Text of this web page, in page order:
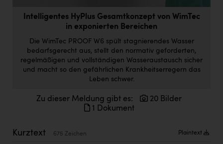
IFE Austria GmbH
INTERSPAR
INTERSPORT Austria
Jane Goodall Institute Austria
Intelligentes HyPlus Gesamtkonzept von WimTec
in exponierten Bereichen
Die WimTec PROOF W6 spült stagnierendes Wasser
bedarfsgerecht aus, stellt den normativ geforderten,
regelmäßigen und vollständigen Wasseraustausch sicher
und macht so den gefährlichen Krankheitserregern das
Leben schwer.
Zu dieser Meldung gibt es:
20 Bilder
1 Dokument
Kurztext 675 Zeichen Plaintext